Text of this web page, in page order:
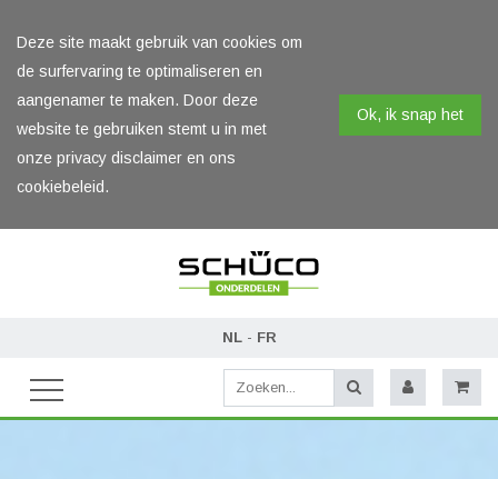
Deze site maakt gebruik van cookies om
de surfervaring te optimaliseren en
aangenamer te maken. Door deze
website te gebruiken stemt u in met
onze privacy disclaimer en ons
cookiebeleid.
Ok, ik snap het
NL- FR